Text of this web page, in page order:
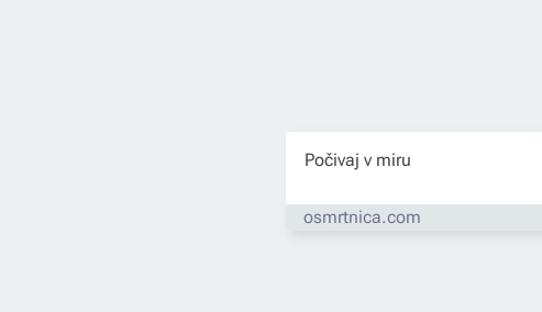
Počivaj v miru
osmrtnica.com